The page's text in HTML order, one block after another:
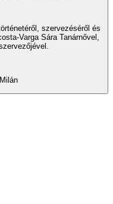
szervezéséről és
Varga Sára Tanárnővel,